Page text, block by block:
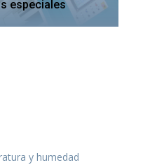
especiales
y humedad